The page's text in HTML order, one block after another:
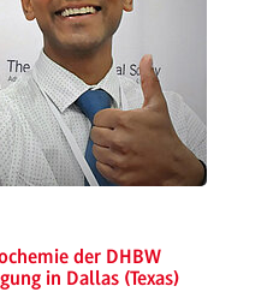
der DHBW
in Dallas (Texas)